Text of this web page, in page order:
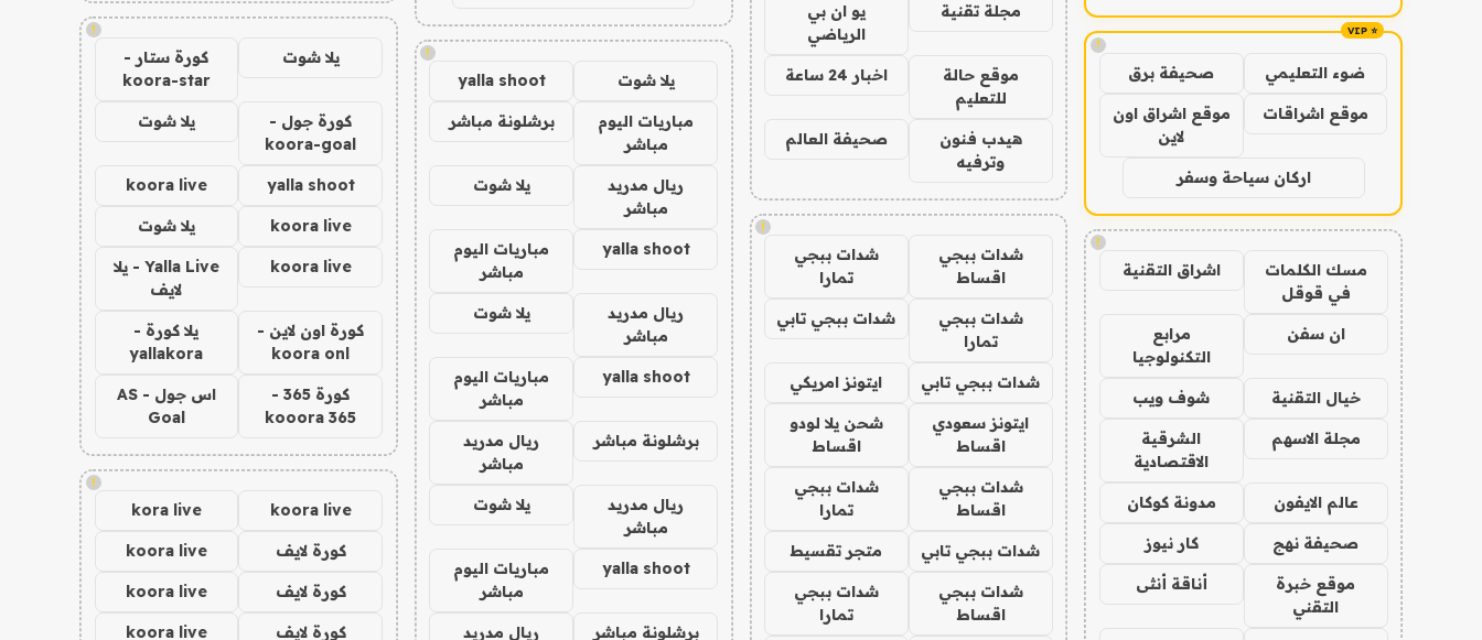
!
ضوء التعليمي صحيفة برق
موقع اشراقات
موقع اشراق اون
لاين
اركان سياحة وسفر
!
مسك الكلمات
في قوقل
اشراق التقنية
ان سفن
مرابع
التكنولوجيا
خيال التقنية شوف ويب
مجلة الاسهم
الشرقية
الاقتصادية
عالم الايفون مدونة كوكان
صحيفة نهج كار نيوز
موقع خبرة
التقني
أناقة أنثى
مجلة تقنية
يو ان بي
الرياضي
موقع حالة
للتعليم
اخبار 24 ساعة
هيدب فنون
وترفيه
صحيفة العالم
!
شدات ببجي
اقساط
شدات ببجي
تمارا
شدات ببجي
تمارا
شدات ببجي تابي
شدات ببجي تابي ايتونز امريكي
ايتونز سعودي
اقساط
شحن يلا لودو
اقساط
شدات ببجي
اقساط
شدات ببجي
تمارا
شدات ببجي تابي متجر تقسيط
شدات ببجي
اقساط
شدات ببجي
تمارا
!
يلا شوت yalla shoot
مباريات اليوم
مباشر
برشلونة مباشر
ريال مدريد
مباشر
يلا شوت
yalla shoot
مباريات اليوم
مباشر
ريال مدريد
مباشر
يلا شوت
yalla shoot
مباريات اليوم
مباشر
برشلونة مباشر
ريال مدريد
مباشر
ريال مدريد
مباشر
يلا شوت
yalla shoot
مباريات اليوم
مباشر
برشلونة مباشر ريال مدريد
!
يلا شوت
كورة ستار -
koora-star
كورة جول -
koora-goal
يلا شوت
yalla shoot
koora live
koora live يلا شوت
koora live
Yalla Live - يلا
لايف
كورة اون لاين -
koora onl
يلا كورة -
yallakora
كورة 365 -
kooora 365
اس جول - AS
Goal
!
koora live
kora live
كورة لايف koora live
كورة لايف koora live
كورة لايف koora live